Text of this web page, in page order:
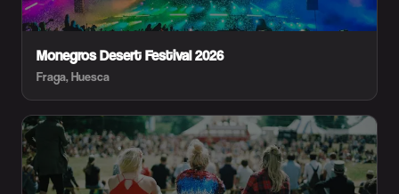
Monegros Desert Festival 2026
Fraga, Huesca